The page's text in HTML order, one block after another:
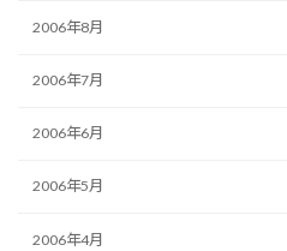
2006年8月
2006年7月
2006年6月
2006年5月
2006年4月